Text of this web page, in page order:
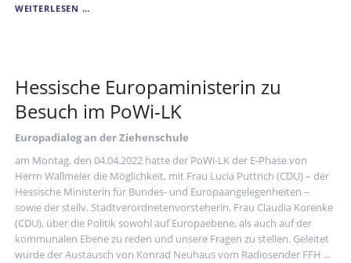
WEITERLESEN …
Hessische Europaministerin zu
Besuch im PoWi-LK
Europadialog an der Ziehenschule
am Montag, den 04.04.2022 hatte der PoWi-LK der E-Phase von
Herrn Wallmeier die Möglichkeit, mit Frau Lucia Puttrich (CDU) – der
Hessische Ministerin für Bundes- und Europaangelegenheiten –
sowie der stellv. Stadtverordnetenvorsteherin, Frau Claudia Korenke
(CDU), über die Politik sowohl auf Europaebene, als auch auf der
kommunalen Ebene zu reden und unsere Fragen zu stellen. Geleitet
wurde der Austausch von Konrad Neuhaus vom Radiosender FFH ...